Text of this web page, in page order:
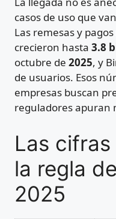
casos de uso que
Las remesas y
crecieron hasta 3.8
octubre de 2025, y
de usuarios. Esos
empresas buscan
reguladores apuran
Las
la regla
2025